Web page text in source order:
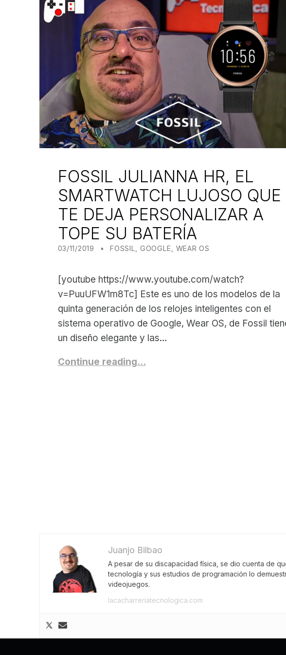
FOSSIL JULIANNA HR, EL
SMARTWATCH LUJOSO QUE
TE DEJA PERSONALIZAR A
TOPE SU BATERÍA
03/11/2019 WRITTEN BY:
JUANJO BILBAO
FOSSIL GOOGLE WEAR OS
[youtube https://www.youtube.com/watch?
v=PuuUFW1m8Tc] Este es uno de los modelos de la
quinta generación de los relojes inteligentes con el
sistema operativo de Google, Wear OS, de Fossil
un diseño elegante y las…
Continue reading…
Juanjo Bilbao
A pesar de su discapacidad física, se dio cuenta de
tecnología y sus estudios de programación lo
videojuegos.
lacacharreriatecnologica.com